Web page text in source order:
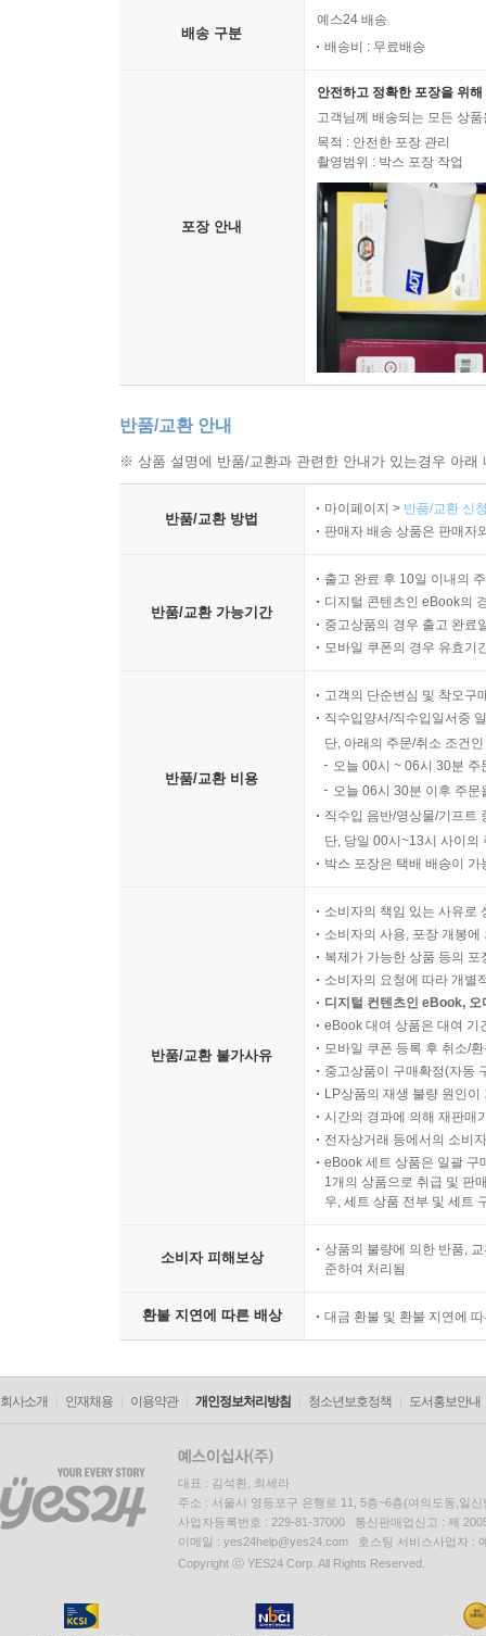
배송 구분
예스24 배송
배송비 : 무료배송
포장 안내
안전하고 정확한 포장을 위
고객님께 배송되는 모든 상
목적 : 안전한 포장 관리
촬영범위 : 박스 포장 작업
반품/교환 안내
※ 상품 설명에 반품/교환과 관련한 안내가 있는경우 아
반품/교환 방법
마이페이지 > 반품/교환 신
판매자 배송 상품은 판매자
반품/교환 가능기간
출고 완료 후 10일 이내의
디지털 콘텐츠인 eBook의
중고상품의 경우 출고 완료
모바일 쿠폰의 경우 유효기
반품/교환 비용
고객의 단순변심 및 착오구
직수입양서/직수입일서중
단, 아래의 주문/취소 조건
오늘 00시 ~ 06시 30분
오늘 06시 30분 이후 주
직수입 음반/영상물/기프트
단, 당일 00시~13시 사이의
박스 포장은 택배 배송이
반품/교환 불가사유
소비자의 책임 있는 사유로
소비자의 사용, 포장 개봉
복제가 가능한 상품 등의
소비자의 요청에 따라 개별
디지털 컨텐츠인 eBook,
eBook 대여 상품은 대여 기
모바일 쿠폰 등록 후 취소/
중고상품이 구매확정(자동
LP상품의 재생 불량 원인
시간의 경과에 의해 재판매
전자상거래 등에서의 소비
eBook 세트 상품은 일괄 구
1개의 상품으로 취급 및 판
우, 세트 상품 전부 및 세트
소비자 피해보상
상품의 불량에 의한 반품,
준하여 처리됨
환불 지연에 따른 배상 대금 환불 및 환불 지연에
회사소개 인재채용 이용약관 개인정보처리방침 청소년보호정책 도서홍보안내
대표 : 김석환, 최세라
주소 : 서울시 영등포구 은행로 11, 5층~6층(여의도동,일신
사업자등록번호 : 229-81-37000 통신판매업신고 : 제
이메일 : yes24help@yes24.com 호스팅 서비스사업자 :
Copyright ⓒ YES24 Corp. All Rights Reserved.